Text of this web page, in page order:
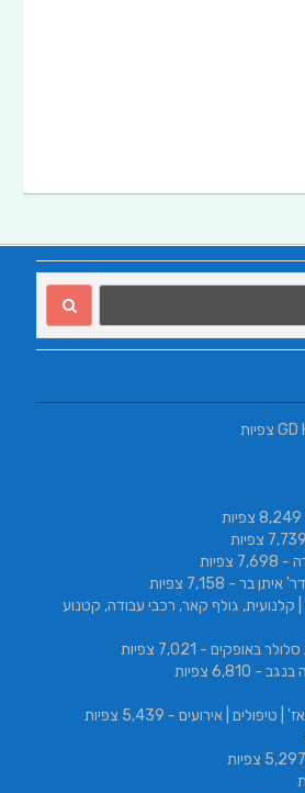
GD
- 7,698 צפיות
איתן בר - 7,158 צפיות
גולף קאר, רכבי עבודה, קטנוע
באופקים - 7,021 צפיות
בנגב - 6,810 צפיות
| טיפולים | אירועים - 5,439 צפיות